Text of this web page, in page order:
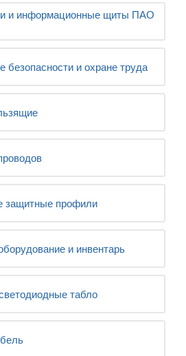
и информационные щиты ПАО
безопасности и охране труда
защитные профили
и инвентарь
табло